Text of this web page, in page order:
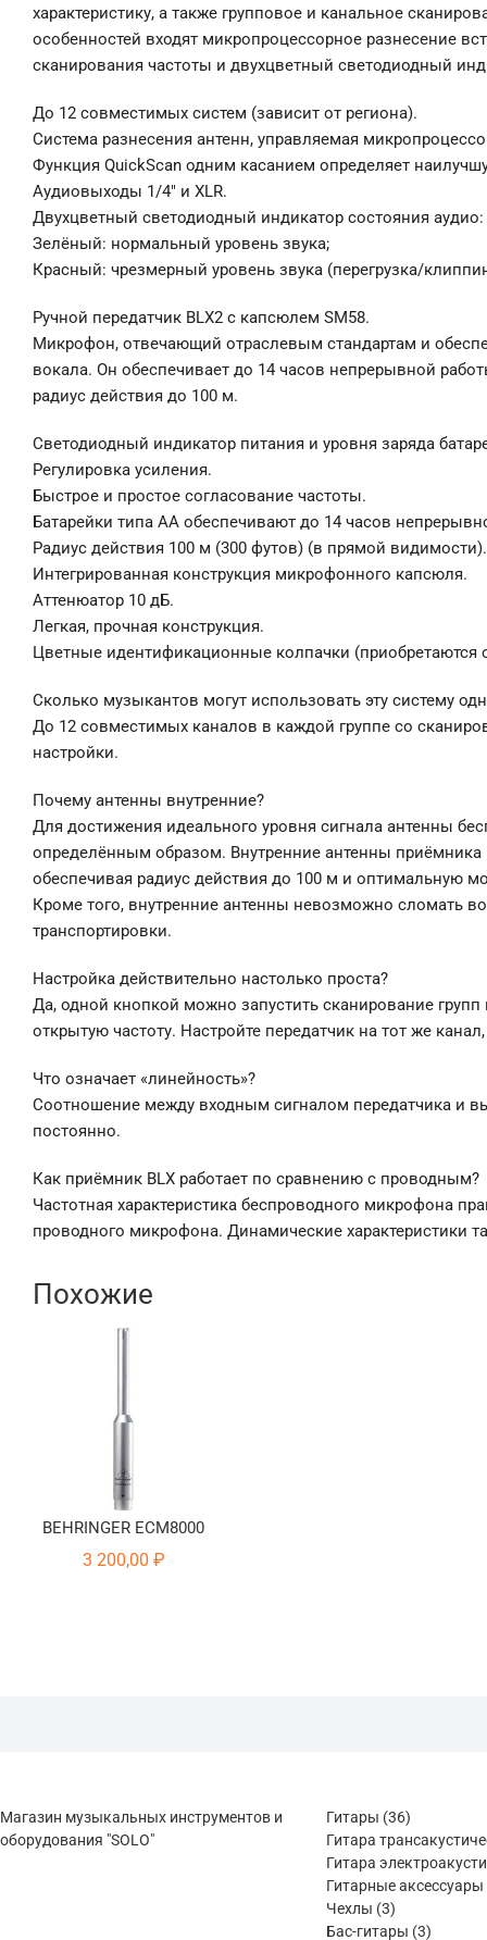
характеристику, а также групповое и канальное
особенностей входят микропроцессорное разнесение
сканирования частоты и двухцветный светодиодный
До 12 совместимых систем (зависит от региона).
Система разнесения антенн, управляемая
Функция QuiсkSсаn одним касанием определяет
Аудиовыходы 1/4″ и ХLR.
Двухцветный светодиодный индикатор состояния аудио:
Зелёный: нормальный уровень звука;
Красный: чрезмерный уровень звука (перегрузка/
Ручной передатчик ВLХ2 с капсюлем SМ58.
Микрофон, отвечающий отраслевым стандартам и
вокала. Он обеспечивает до 14 часов непрерывной
радиус действия до 100 м.
Светодиодный индикатор питания и уровня заряда
Регулировка усиления.
Быстрое и простое согласование частоты.
Батарейки типа АА обеспечивают до 14 часов
Радиус действия 100 м (300 футов) (в прямой видимости).
Интегрированная конструкция микрофонного капсюля.
Аттенюатор 10 дБ.
Легкая, прочная конструкция.
Цветные идентификационные колпачки (приобретаются
Сколько музыкантов могут использовать эту систему
До 12 совместимых каналов в каждой группе со
настройки.
Почему антенны внутренние?
Для достижения идеального уровня сигнала антенны
определённым образом. Внутренние антенны
обеспечивая радиус действия до 100 м и оптимальную
Кроме того, внутренние антенны невозможно сломать
транспортировки.
Настройка действительно настолько проста?
Да, одной кнопкой можно запустить сканирование
открытую частоту. Настройте передатчик на тот же
Что означает «линейность»?
Соотношение между входным сигналом передатчика и
постоянно.
Как приёмник ВLХ работает по сравнению с проводным?
Частотная характеристика беспроводного микрофона
проводного микрофона. Динамические характеристики
Похожие
BEHRINGER ECM8000
3 200,00 ₽
Магазин музыкальных инструментов и
оборудования "SOLO"
Гитары 3636
товаров
Гитара
Гитара
Гитарные аксессуары
Чехлы 33
товара
Бас-гитары 33